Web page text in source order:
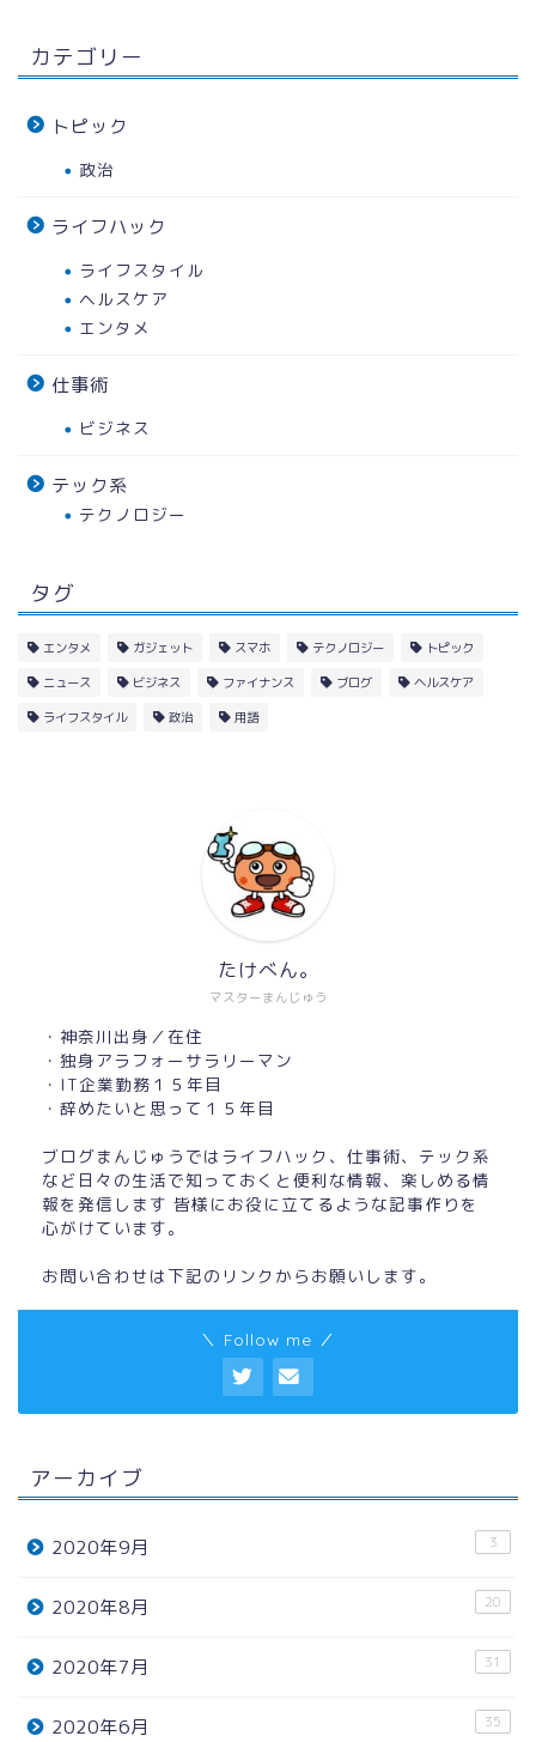
カテゴリー
トピック
政治
ライフハック
ライフスタイル
ヘルスケア
エンタメ
仕事術
ビジネス
テック系
テクノロジー
タグ
エンタメ ガジェット スマホ テクノロジー トピック
ニュース ビジネス ファイナンス ブログ ヘルスケア
ライフスタイル 政治 用語
マスターまんじゅう
たけべん。
・神奈川出身／在住
・独身アラフォーサラリーマン
・IT企業勤務１５年目
・辞めたいと思って１５年目
ブログまんじゅうではライフハック、仕事術、テック系
など日々の生活で知っておくと便利な情報、楽しめる情
報を発信します 皆様にお役に立てるような記事作りを
心がけています。
お問い合わせは下記のリンクからお願いします。
＼ Follow me ／
アーカイブ
2020年9月 3
2020年8月 20
2020年7月 31
2020年6月 35